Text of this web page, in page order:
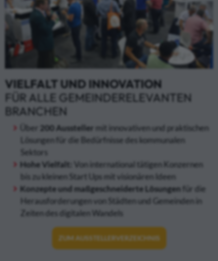
VIELFALT UND INNOVATION
FÜR ALLE GEMEINDERELEVANTEN
BRANCHEN
Über 200 Aussteller mit innovativen und praktischen
Lösungen für die Bedürfnisse des kommunalen
Sektors
Hohe Vielfalt:
Von international tätigen Konzernen
bis zu kleinen Start Ups mit visionären Ideen
Konzepte und maßgeschneiderte Lösungen für die
Herausforderungen von Städten und Gemeinden in
Zeiten des digitalen Wandels
ZUM AUSSTELLERVERZEICHNIS